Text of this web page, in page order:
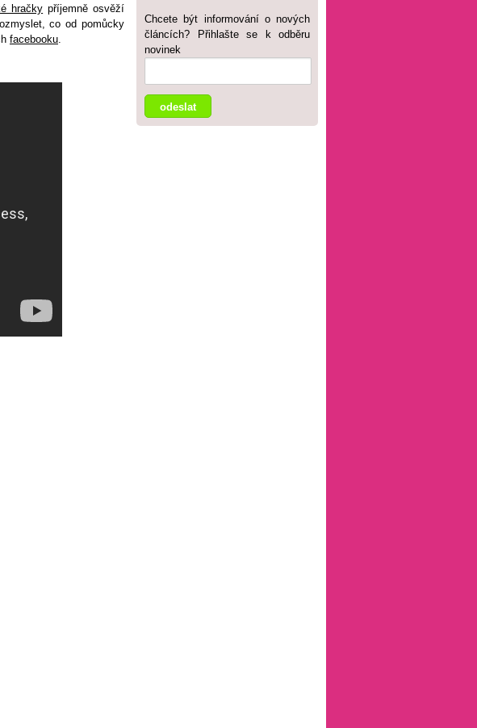
Chcete být informování o nových
článcích? Přihlašte se k odběru
novinek
hračky příjemně osvěží
co od pomůcky
facebooku